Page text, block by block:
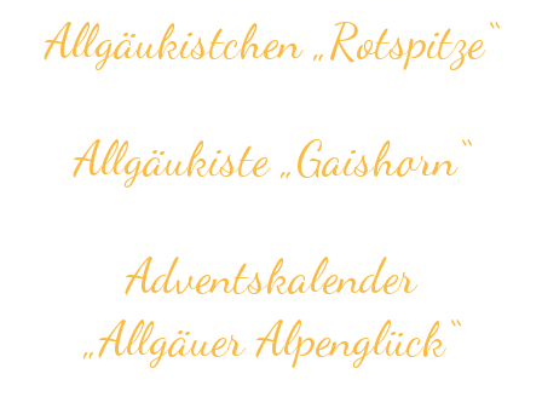
Allgäu­kistchen „Rotspitze“
Allgäukiste „Gaishorn“
Advents­kalender
„Allgäuer Alpenglück“